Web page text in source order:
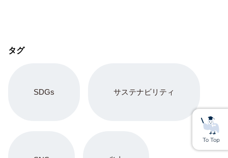
タグ
SDGs サステナビリティ